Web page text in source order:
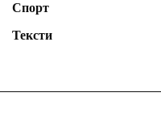
Спорт
Тексти